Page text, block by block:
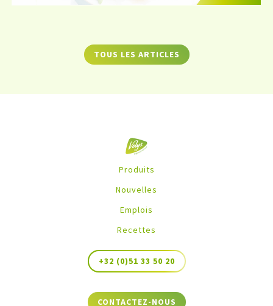
TOUS LES ARTICLES
Produits
Nouvelles
Emplois
Recettes
+32 (0)51 33 50 20
CONTACTEZ-NOUS